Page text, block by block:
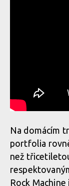
Na domácím
portfolia
než
Rock